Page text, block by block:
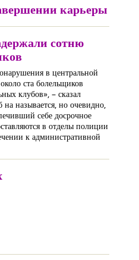
карьеры
сотню
в центральной
ста болельщиков
клубов», – сказал
называется, но очевидно,
себе досрочное
в отделы полиции
к административной